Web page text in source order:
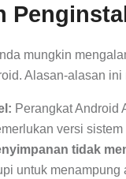
mungkin
Alasan-alasan ini
Perangkat Android
versi
tidak
untuk